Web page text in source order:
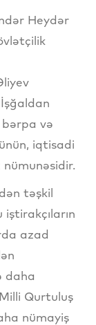
Heydər
və
iqtisadi
nümunəsidir.
təşkil
azad
daha
Qurtuluş
nümayiş